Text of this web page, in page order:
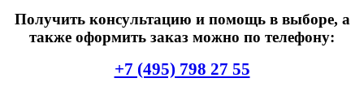
Получить консультацию и помощь в выборе, а
также оформить заказ можно по телефону:
+7 (495) 798 27 55